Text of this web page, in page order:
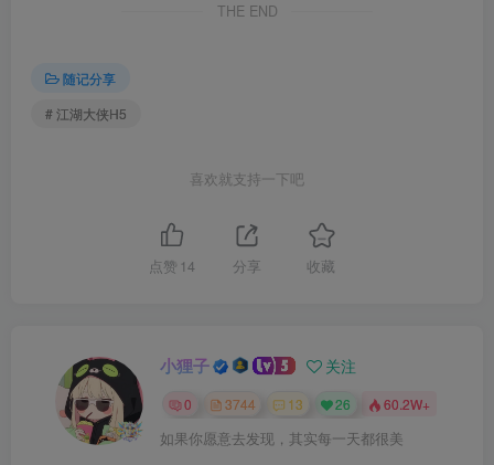
THE END
随记分享
# 江湖大侠H5
喜欢就支持一下吧
点赞 14 分享 收藏
小狸子 关注
0 3744 13 26 60.2W+
如果你愿意去发现，其实每一天都很美